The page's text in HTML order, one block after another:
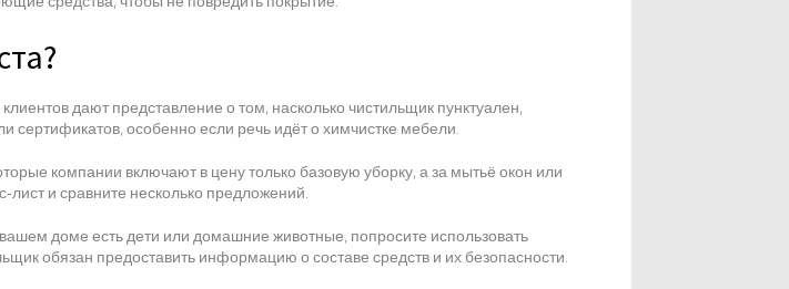
дают представление о том, насколько чистильщик пунктуален,
сертификатов, особенно если речь идёт о химчистке мебели.
компании включают в цену только базовую уборку, а за мытьё окон или
и сравните несколько предложений.
доме есть дети или домашние животные, попросите использовать
обязан предоставить информацию о составе средств и их безопасности.